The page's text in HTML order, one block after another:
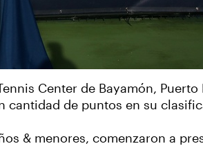
Center de Bayamón, Puerto
cantidad de puntos en su
& menores, comenzaron a